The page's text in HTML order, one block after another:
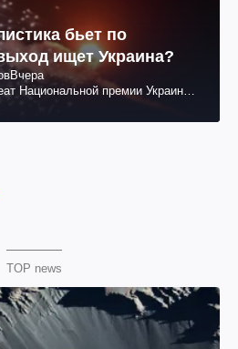
бьет по
ищет Украина?
Вчера
Национальной премии Украины
TOP news